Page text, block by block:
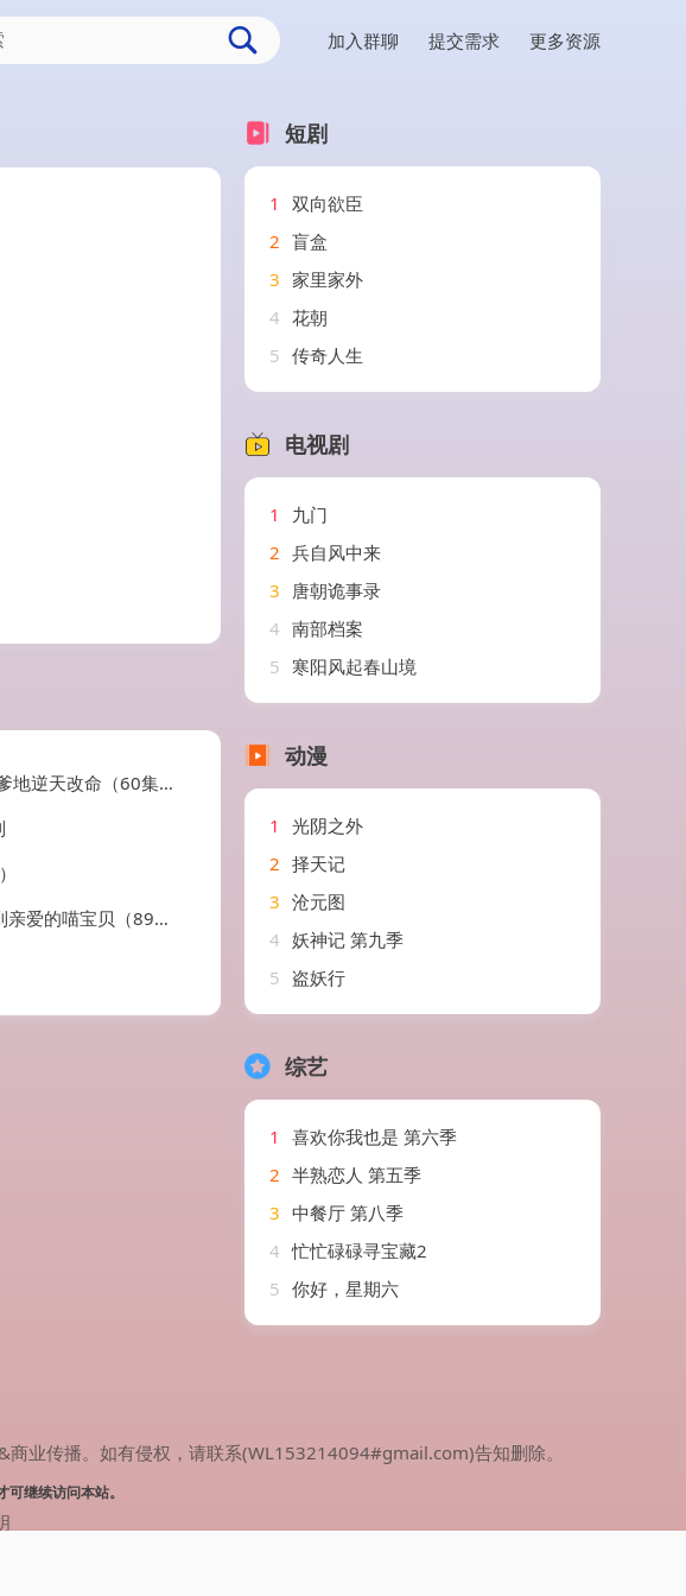
加入群聊 提交需求 更多资源
改命（60集）王艺朴
宝贝（89集）AI短剧
短剧
1
双向欲臣
2 盲盒
3 家里家外
4 花朝
5 传奇人生
电视剧
1
九门
2 兵自风中来
3 唐朝诡事录
4 南部档案
5 寒阳风起春山境
动漫
1
光阴之外
2 择天记
3 沧元图
4 妖神记 第九季
5 盗妖行
综艺
1
喜欢你我也是 第六季
2 半熟恋人 第五季
3 中餐厅 第八季
4 忙忙碌碌寻宝藏2
5 你好，星期六
业传播。如有侵权，请联系(WL153214094#gmail.com)告知删除。
继续访问本站。